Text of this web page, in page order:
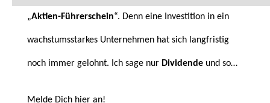
„Aktien-Führerschein“. Denn eine Investition in ein
wachstumsstarkes Unternehmen hat sich langfristig
noch immer gelohnt. Ich sage nur Dividendeund so…
Melde Dich hier an!